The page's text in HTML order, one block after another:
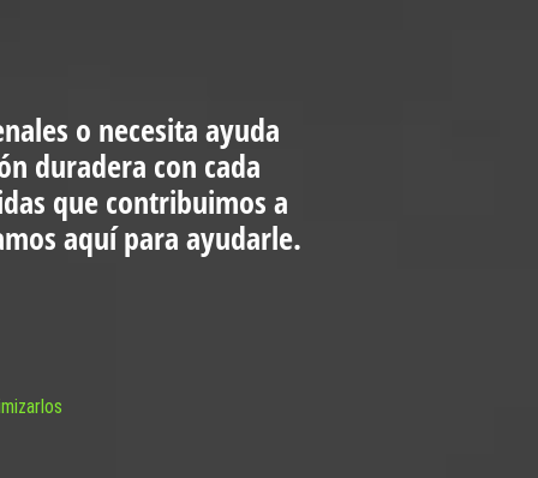
o necesita ayuda
duradera con cada
que contribuimos a
aquí para ayudarle.